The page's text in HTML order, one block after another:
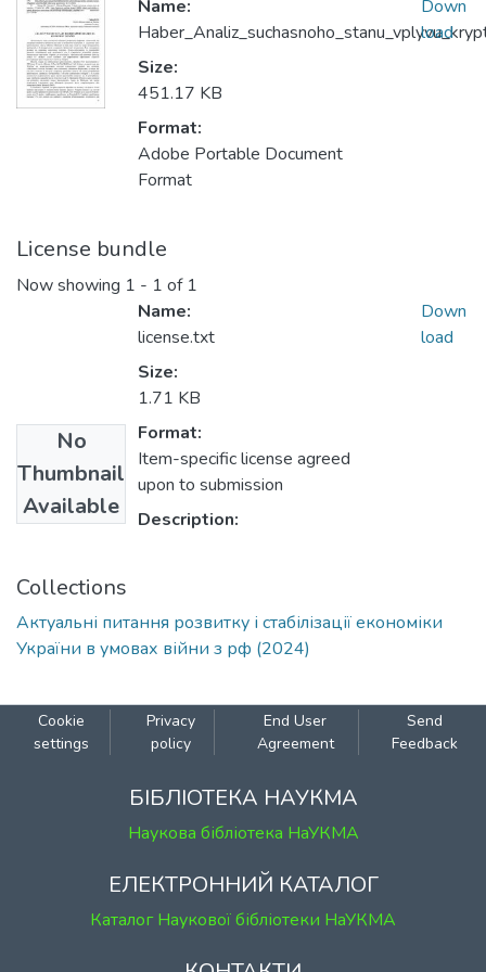
Name:
Size:
451.17 KB
Format:
Adobe Portable Document
Format
Down
load
License bundle
Now showing 1 - 1 of 1
No
Thumbnail
Available
Name:
license.txt
Size:
1.71 KB
Format:
Item-specific license agreed
upon to submission
Description:
Down
load
Collections
Актуальні питання розвитку і стабілізації економіки
України в умовах війни з рф (2024)
Cookie
settings
Privacy
policy
End User
Agreement
Send
Feedback
БІБЛІОТЕКА НАУКМА
Наукова бібліотека НаУКМА
ЕЛЕКТРОННИЙ КАТАЛОГ
Каталог Наукової бібліотеки НаУКМА